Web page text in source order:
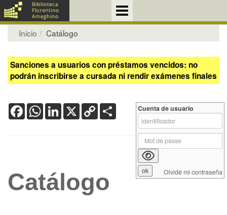
Inicio Catálogo
Sanciones a usuarios con préstamos vencidos: no
podrán inscribirse a cursada ni rendir exámenes finales
FacebookWhatsApp
LinkedIn
X Copy
Link
Catálogo
Cuenta de usuario
Olvidé mi contraseña